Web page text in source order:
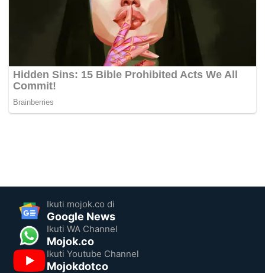
Ikuti mojok.co di
Google News
Ikuti WA Channel
Mojok.co
Ikuti Youtube Channel
Mojokdotco